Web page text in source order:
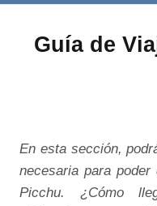
Guía de
En esta sección,
necesaria para
Picchu. ¿Cómo